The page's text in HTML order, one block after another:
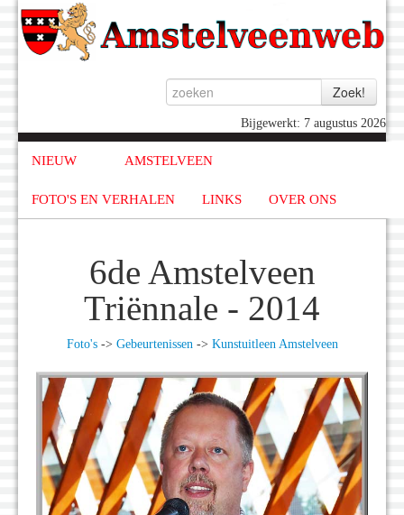
Bijgewerkt: 7 augustus 2026
NIEUW AMSTELVEEN
FOTO'S EN VERHALEN LINKS OVER ONS
6de Amstelveen
Triënnale - 2014
Foto's-> Gebeurtenissen-> Kunstuitleen Amstelveen